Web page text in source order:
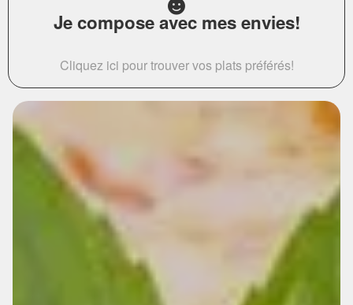
Je compose avec mes envies!
Cliquez ici pour trouver vos plats préférés!